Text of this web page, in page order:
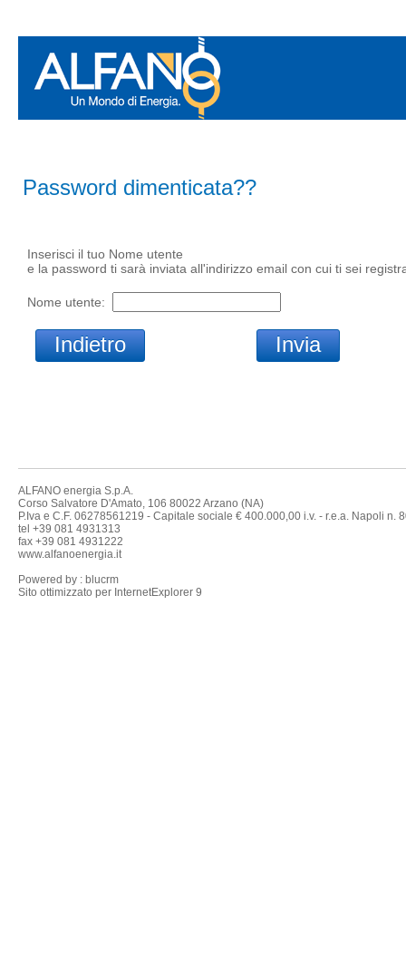
Password dimenticata??
Inserisci il tuo Nome utente
e la password ti sarà inviata all'indirizzo email con cui ti sei
Nome utente:
ALFANO energia S.p.A.
Corso Salvatore D'Amato, 106 80022 Arzano (NA)
P.Iva e C.F. ​06278561219 - Capitale sociale ​€ 400.000,00​ i.v.​ - r.e.a​. ​Napoli n.
tel +39 081 4931313
fax +39 081 4931222
www.alfanoenergia.it
Powered by : blucrm
Sito ottimizzato per InternetExplorer 9